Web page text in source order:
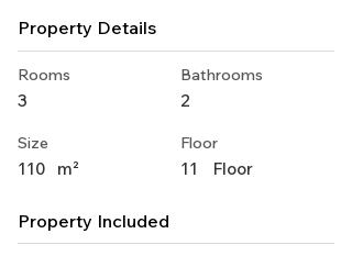
Property Details
Rooms
3
Size
110 m²
Bathrooms
2
Floor
11 Floor
Property Included